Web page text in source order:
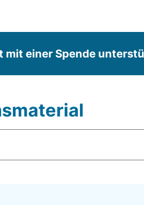
mit einer Spende